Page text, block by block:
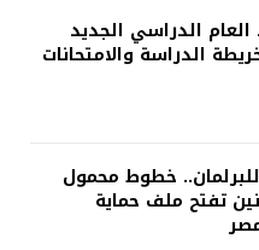
الدراسي الجديد
2027 وخريطة الدراسة والامتحانات
خطوط محمول
تفتح ملف حماية